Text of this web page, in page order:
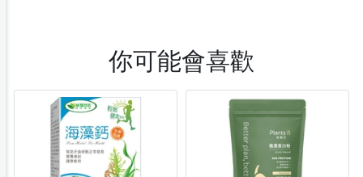
你可能會喜歡